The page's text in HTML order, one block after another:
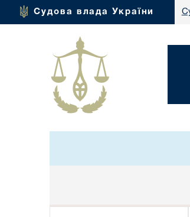
Судова влада України